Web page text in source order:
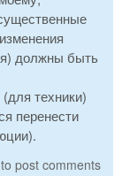
должны быть
техники)
перенести
to post comments